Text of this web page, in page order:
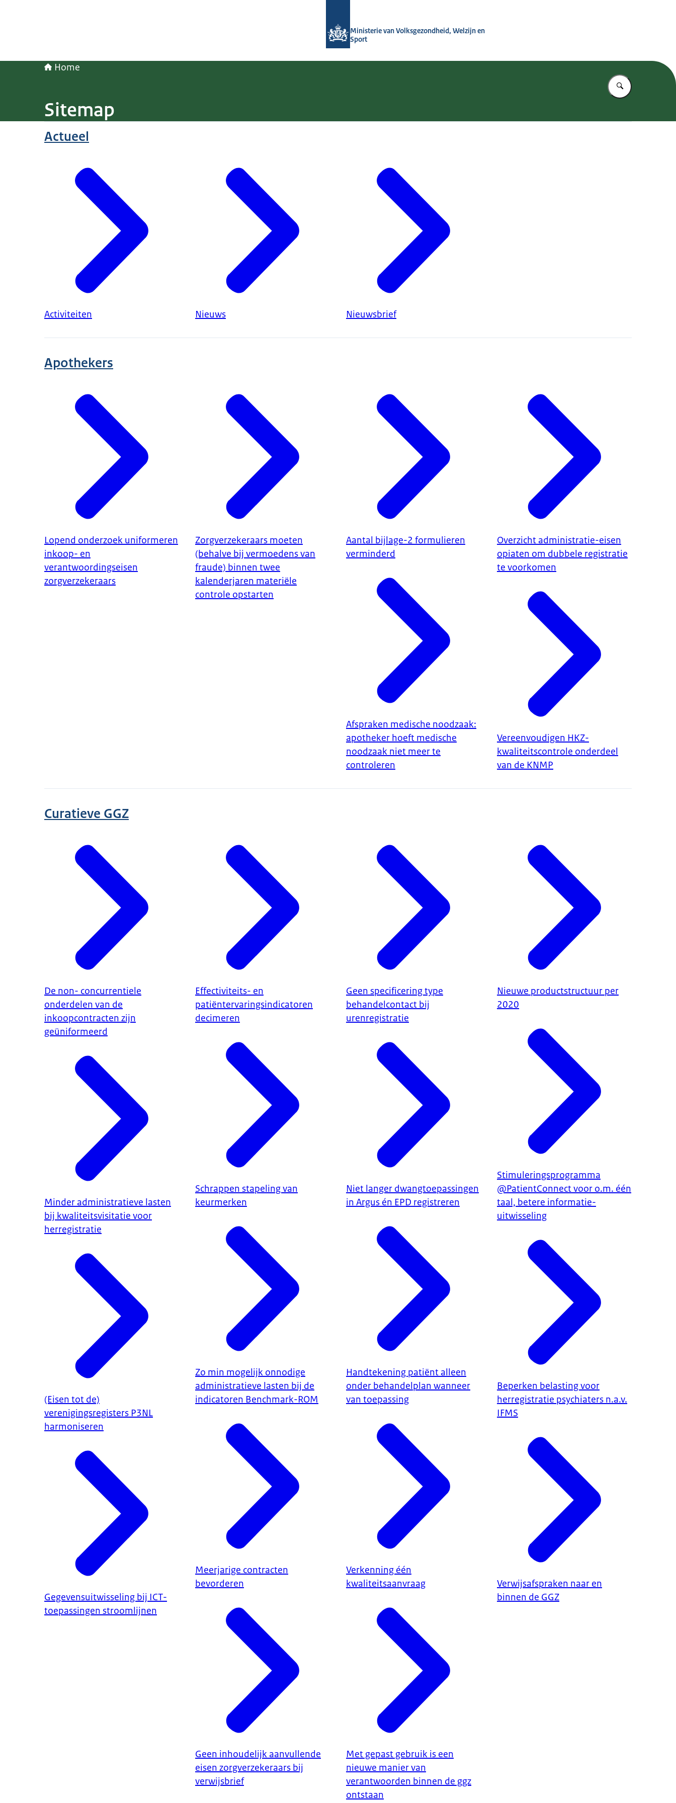
Ministerie van Volksgezondheid, Welzijn en
Sport
Home
Vul in wat u
Sitemap
Actueel
Activiteiten Nieuws Nieuwsbrief
Apothekers
Lopend onderzoek uniformeren
inkoop- en
verantwoordingseisen
zorgverzekeraars
Zorgverzekeraars moeten
(behalve bij vermoedens van
fraude) binnen twee
kalenderjaren materiële
controle opstarten
Aantal bijlage-2 formulieren
verminderd
Afspraken medische noodzaak:
apotheker hoeft medische
noodzaak niet meer te
controleren
Overzicht administratie-eisen
opiaten om dubbele registratie
te voorkomen
Vereenvoudigen HKZ-
kwaliteitscontrole onderdeel
van de KNMP
Curatieve GGZ
De non- concurrentiele
onderdelen van de
inkoopcontracten zijn
geüniformeerd
Minder administratieve lasten
bij kwaliteitsvisitatie voor
herregistratie
(Eisen tot de)
verenigingsregisters P3NL
harmoniseren
Gegevensuitwisseling bij ICT-
toepassingen stroomlijnen
Effectiviteits- en
patiëntervaringsindicatoren
decimeren
Schrappen stapeling van
keurmerken
Zo min mogelijk onnodige
administratieve lasten bij de
indicatoren Benchmark-ROM
Meerjarige contracten
bevorderen
Geen inhoudelijk aanvullende
eisen zorgverzekeraars bij
verwijsbrief
Geen specificering type
behandelcontact bij
urenregistratie
Niet langer dwangtoepassingen
in Argus én EPD registreren
Handtekening patiënt alleen
onder behandelplan wanneer
van toepassing
Verkenning één
kwaliteitsaanvraag
Met gepast gebruik is een
nieuwe manier van
verantwoorden binnen de ggz
ontstaan
Nieuwe productstructuur per
2020
Stimuleringsprogramma
@PatientConnect voor o.m. één
taal, betere informatie-
uitwisseling
Beperken belasting voor
herregistratie psychiaters n.a.v.
IFMS
Verwijsafspraken naar en
binnen de GGZ